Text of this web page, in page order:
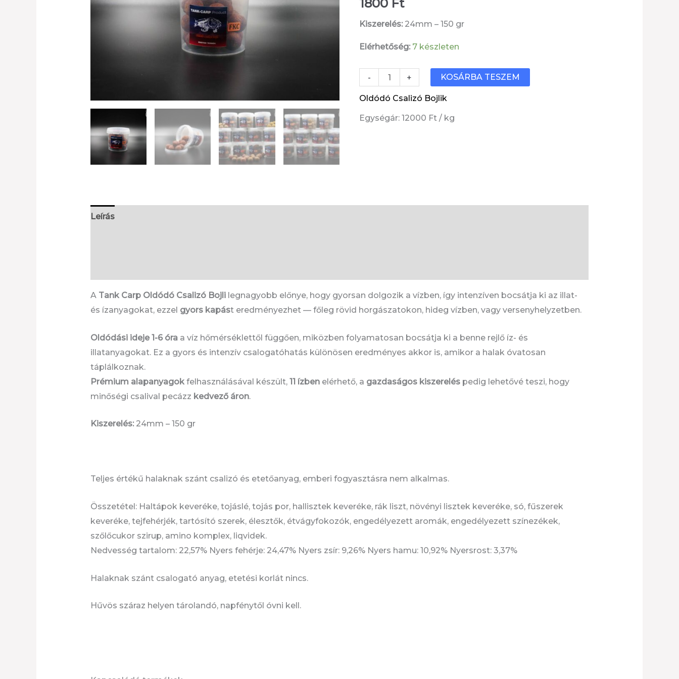
1800 Ft
Kiszerelés: 24mm – 150 gr
Elérhetőség: 7 készleten
-
Frankfurti
oldódó
+ KOSÁRBA TESZEM
Oldódó Csalizó Bojlik
Egységár: 12000 Ft / kg
Leírás
A Tank Carp Oldódó Csalizó Bojlilegnagyobb előnye, hogy gyorsan dolgozik a vízben, így intenzíven bocsátja ki az illat-
és ízanyagokat, ezzel gyors kapást eredményezhet — főleg rövid horgászatokon, hideg vízben, vagy versenyhelyzetben.
Oldódási ideje 1-6 óraa víz hőmérséklettől függően, miközben folyamatosan bocsátja ki a benne rejlő íz- és
illatanyagokat. Ez a gyors és intenzív csalogatóhatás különösen eredményes akkor is, amikor a halak óvatosan
táplálkoznak.
Prémium alapanyagokfelhasználásával készült, 11 ízbenelérhető, a gazdaságos kiszereléspedig lehetővé teszi, hogy
minőségi csalival pecázz kedvező áron.
Kiszerelés:24mm – 150 gr
Teljes értékű halaknak szánt csalizó és etetőanyag, emberi fogyasztásra nem alkalmas.
Összetétel: Haltápok keveréke, tojáslé, tojás por, hallisztek keveréke, rák liszt, növényi lisztek keveréke, só, fűszerek
keveréke, tejfehérjék, tartósító szerek, élesztők, étvágyfokozók, engedélyezett aromák, engedélyezett színezékek,
szőlőcukor szirup, amino komplex, liqvidek.
Nedvesség tartalom: 22,57% Nyers fehérje: 24,47% Nyers zsír: 9,26% Nyers hamu: 10,92% Nyersrost: 3,37%
Halaknak szánt csalogató anyag, etetési korlát nincs.
Hűvös száraz helyen tárolandó, napfénytől óvni kell.